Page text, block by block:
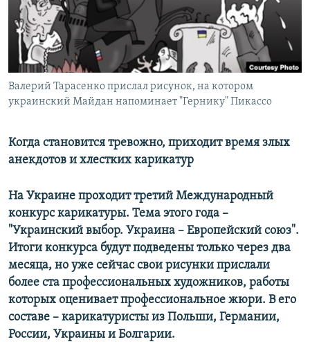
ПОДПИШИТЕСЬ НА РАССЫЛКУ
СОЦИАЛЬНЫЕ СЕТИ
Все сайты РСЕ/РС
Валерий Тарасенко прислал рисунок, на котором
украинский Майдан напоминает "Гернику" Пикассо
Когда становится тревожно, приходит время злых
анекдотов и хлестких карикатур
На Украине проходит третий Международный
конкурс карикатуры. Тема этого года –
"Украинский выбор. Украина – Европейский союз".
Итоги конкурса будут подведены только через два
месяца, но уже сейчас свои рисунки прислали
более ста профессиональных художников, работы
которых оценивает профессиональное жюри. В его
составе – карикатуристы из Польши, Германии,
России, Украины и Болгарии.